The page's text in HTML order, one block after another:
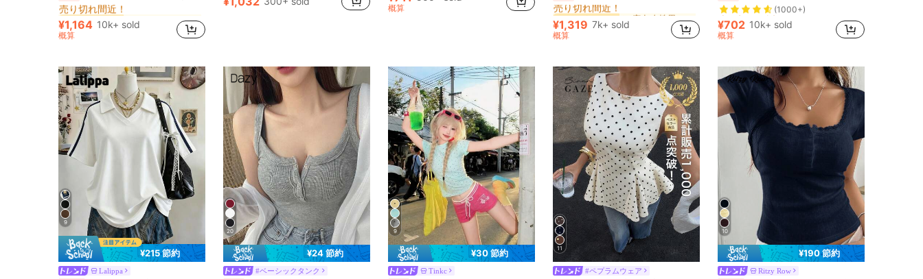
#1 ベストセラー
売り切れ間近！
#1 ベストセラー
売り切れ間近！
#1 ベストセラー に モデストシック 女性用トップス、ブラウス、Tシャツ
売り切れ間近！
¥1,164 10k+ sold
概算
概算 #2 ベストセラー
売り切れ間近！
#2 ベストセラー
売り切れ間近！
#2 ベストセラー に 恋人 女性用トップス、ブラウス、Tシャツ
売り切れ間近！
¥1,319 7k+ sold
概算
売り切れ間近！
(1000+)
売り切れ間近！
(1000+)
売り切れ間近！
¥702 10k+ sold
概算
9
¥215 節約
Lalippa
20
¥24 節約
#ベーシックタンク
9
¥30 節約
Tinkc
11
#ペプラムウェア
#2 ベストセラー
10
¥190 節約
Ritzy Row